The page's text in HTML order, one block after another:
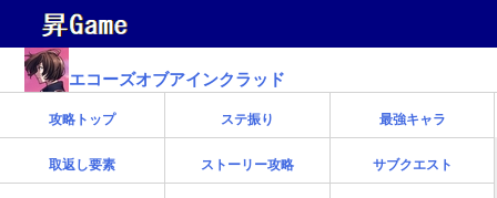
エコーズオブアインクラッド
攻略トップ ステ振り 最強キャラ
取返し要素 ストーリー攻略 サブクエスト